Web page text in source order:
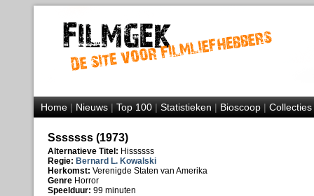
Home|Nieuws|Top 100|Statistieken|Bioscoop|Collecties
Sssssss (1973)
Alternatieve Titel: Hissssss
Regie: Bernard L. Kowalski
Herkomst: Verenigde Staten van Amerika
Genre Horror
Speelduur: 99 minuten